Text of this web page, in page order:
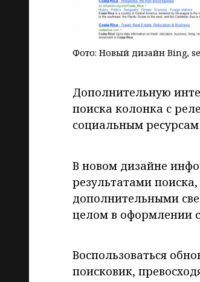
Фото: Новый дизайн Bing,
Дополнительную
поиска колонка с
социальным
В новом дизайне
результатами
дополнительными
целом в оформлении
Воспользоваться
поисковик,